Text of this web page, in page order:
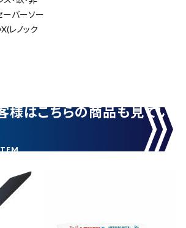
円 ～
ーバーソー
レノック
様はこちらの商品も見てい